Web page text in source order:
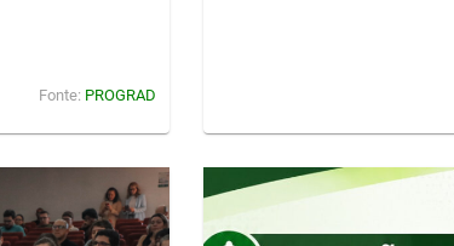
Fonte: PROGRAD